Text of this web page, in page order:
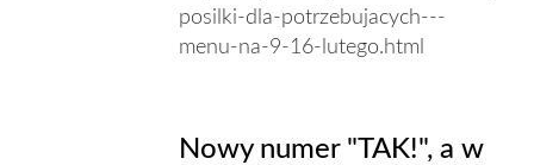
posilki-dla-potrzebujacych---
menu-na-9-16-lutego.html
Nowy numer "TAK!", a w